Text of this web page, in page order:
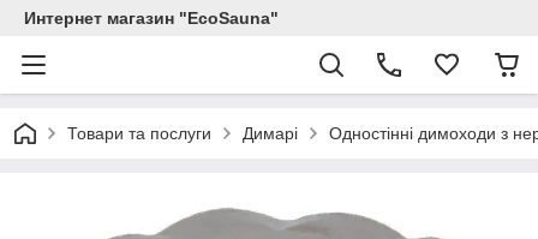
Интернет магазин "EcoSauna"
Товари та послуги Димарі Одностінні димоходи з